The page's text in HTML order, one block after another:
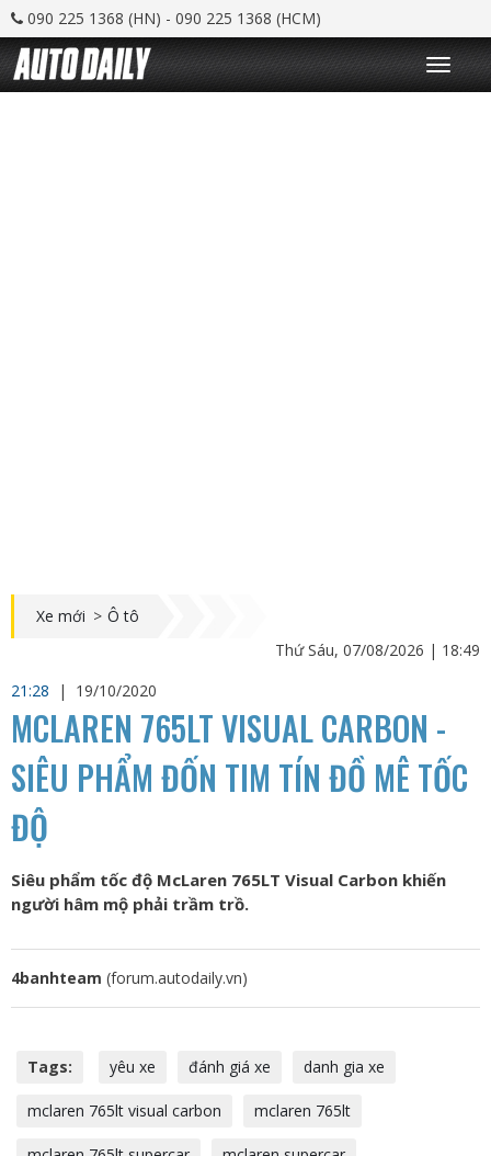
090 225 1368 (HN) - 090 225 1368 (HCM)
T
o
g
Xe mới > Ô tô
Thứ Sáu, 07/08/2026 | 18:49
21:28
| 19/10/2020
MCLAREN 765LT VISUAL CARBON -
SIÊU PHẨM ĐỐN TIM TÍN ĐỒ MÊ TỐC
ĐỘ
Siêu phẩm tốc độ McLaren 765LT Visual Carbon khiến
người hâm mộ phải trầm trồ.
4banhteam (forum.autodaily.vn)
Tags: yêu xe đánh giá xe danh gia xe
mclaren 765lt visual carbon mclaren 765lt